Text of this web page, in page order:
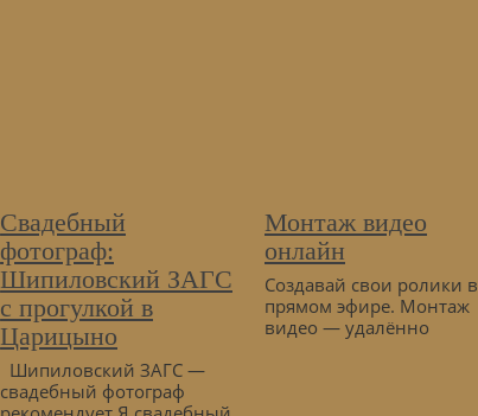
Свадебный
фотограф:
Шипиловский ЗАГС
с прогулкой в
Царицыно
Шипиловский ЗАГС —
свадебный фотограф
Монтаж видео
онлайн
Создавай свои ролики в
прямом эфире. Монтаж
видео — удалённо